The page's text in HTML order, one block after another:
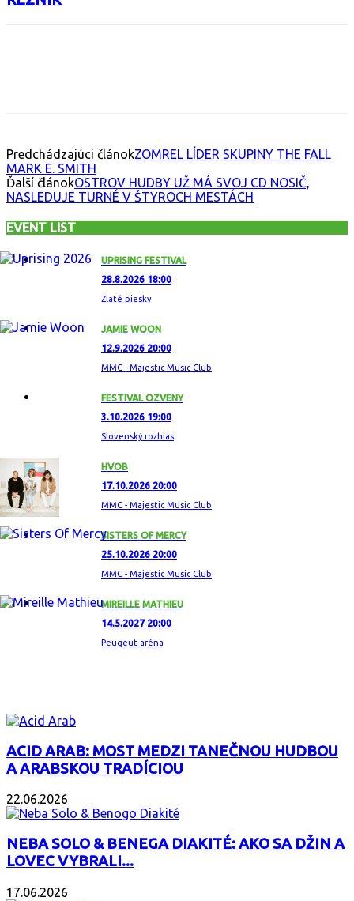
Predchádzajúci článokZOMREL LÍDER SKUPINY THE FALL
MARK E. SMITH
Ďalší článokOSTROV HUDBY UŽ MÁ SVOJ CD NOSIČ,
NASLEDUJE TURNÉ V ŠTYROCH MESTÁCH
EVENT LIST
UPRISING FESTIVAL
28.8.2026 18:00
Zlaté piesky
JAMIE WOON
12.9.2026 20:00
MMC - Majestic Music Club
FESTIVAL OZVENY
3.10.2026 19:00
Slovenský rozhlas
HVOB
17.10.2026 20:00
MMC - Majestic Music Club
SISTERS OF MERCY
25.10.2026 20:00
MMC - Majestic Music Club
MIREILLE MATHIEU
14.5.2027 20:00
Peugeut aréna
ACID ARAB: MOST MEDZI TANEČNOU HUDBOU
A ARABSKOU TRADÍCIOU
22.06.2026
NEBA SOLO & BENEGA DIAKITÉ: AKO SA DŽIN A
LOVEC VYBRALI...
17.06.2026